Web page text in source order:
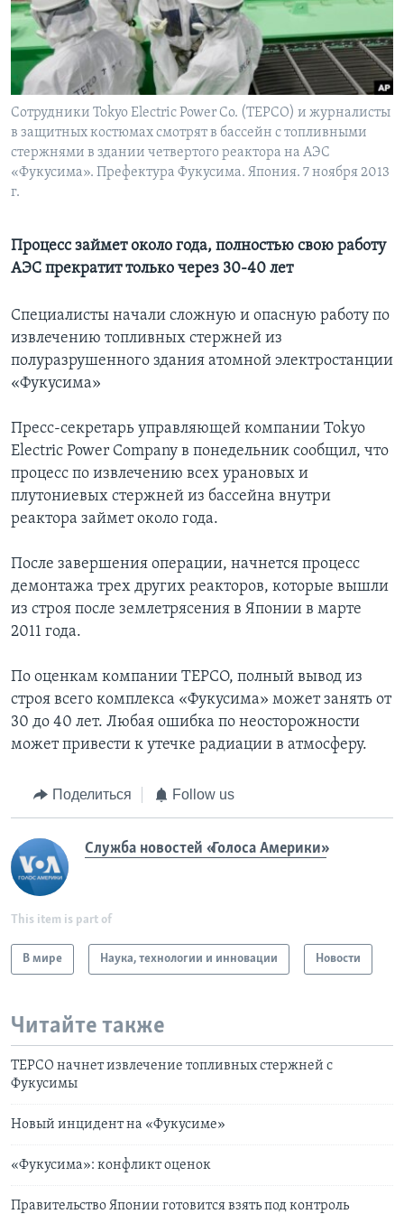
Learning English
СОЦИАЛЬНЫЕ СЕТИ
Языки
Сотрудники Tokyo Electric Power Co. (TEPCO) и журналисты
в защитных костюмах смотрят в бассейн с топливными
стержнями в здании четвертого реактора на АЭС
«Фукусима». Префектура Фукусима. Япония. 7 ноября 2013
г.
Процесс займет около года, полностью свою работу
АЭС прекратит только через 30-40 лет
Специалисты начали сложную и опасную работу по
извлечению топливных стержней из
полуразрушенного здания атомной электростанции
«Фукусима»
Пресс-секретарь управляющей компании Tokyo
Electric Power Company в понедельник сообщил, что
процесс по извлечению всех урановых и
плутониевых стержней из бассейна внутри
реактора займет около года.
После завершения операции, начнется процесс
демонтажа трех других реакторов, которые вышли
из строя после землетрясения в Японии в марте
2011 года.
По оценкам компании TEPCO, полный вывод из
строя всего комплекса «Фукусима» может занять от
30 до 40 лет. Любая ошибка по неосторожности
может привести к утечке радиации в атмосферу.
Поделиться Follow us
Служба новостей «Голоса Америки»
This item is part of
В мире Наука, технологии и инновации Новости
Читайте также
TEPCO начнет извлечение топливных стержней с
Фукусимы
Новый инцидент на «Фукусиме»
«Фукусима»: конфликт оценок
Правительство Японии готовится взять под контроль